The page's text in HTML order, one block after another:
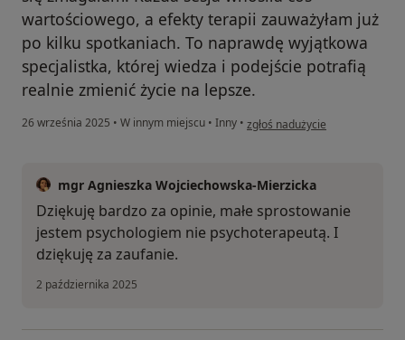
wartościowego, a efekty terapii zauważyłam już
po kilku spotkaniach. To naprawdę wyjątkowa
specjalistka, której wiedza i podejście potrafią
realnie zmienić życie na lepsze.
26 września 2025 • W innym miejscu • Inny • w opinii użytkownika
zgłoś nadużycie
mgr Agnieszka Wojciechowska-Mierzicka
Dziękuję bardzo za opinie, małe sprostowanie
jestem psychologiem nie psychoterapeutą. I
dziękuję za zaufanie.
2 października 2025